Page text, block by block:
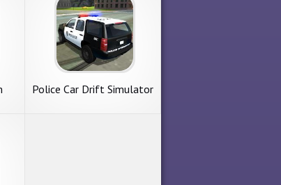
Police Car Drift Simulator